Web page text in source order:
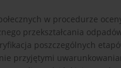
w procedurze
przekształcania
poszczególnych
przyjętymi